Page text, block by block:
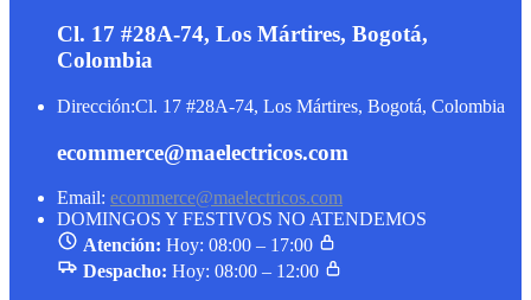
Cl. 17 #28A-74, Los Mártires, Bogotá,
Colombia
Dirección:Cl. 17 #28A-74, Los Mártires, Bogotá, Colombia
ecommerce@maelectricos.com
Email: ecommerce@maelectricos.com
DOMINGOS Y FESTIVOS NO ATENDEMOS
Atención: Hoy: 08:00 – 17:00
Despacho: Hoy: 08:00 – 12:00